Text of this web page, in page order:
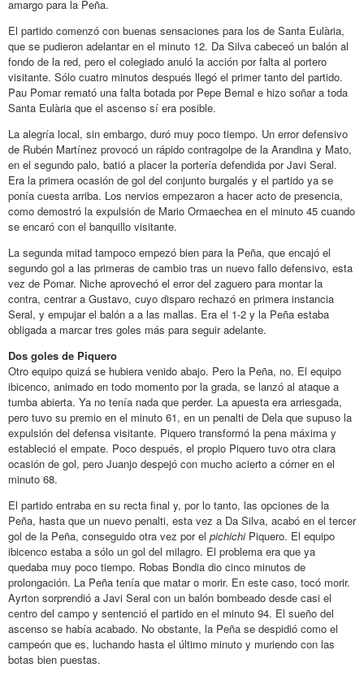
amargo para la Peña.
El partido comenzó con buenas sensaciones para los de Santa Eulària,
que se pudieron adelantar en el minuto 12. Da Silva cabeceó un balón al
fondo de la red, pero el colegiado anuló la acción por falta al portero
visitante. Sólo cuatro minutos después llegó el primer tanto del partido.
Pau Pomar remató una falta botada por Pepe Bernal e hizo soñar a toda
Santa Eulària que el ascenso sí era posible.
La alegría local, sin embargo, duró muy poco tiempo. Un error defensivo
de Rubén Martínez provocó un rápido contragolpe de la Arandina y Mato,
en el segundo palo, batió a placer la portería defendida por Javi Seral.
Era la primera ocasión de gol del conjunto burgalés y el partido ya se
ponía cuesta arriba. Los nervios empezaron a hacer acto de presencia,
como demostró la expulsión de Mario Ormaechea en el minuto 45 cuando
se encaró con el banquillo visitante.
La segunda mitad tampoco empezó bien para la Peña, que encajó el
segundo gol a las primeras de cambio tras un nuevo fallo defensivo, esta
vez de Pomar. Niche aprovechó el error del zaguero para montar la
contra, centrar a Gustavo, cuyo disparo rechazó en primera instancia
Seral, y empujar el balón a a las mallas. Era el 1-2 y la Peña estaba
obligada a marcar tres goles más para seguir adelante.
Dos goles de Piquero
Otro equipo quizá se hubiera venido abajo. Pero la Peña, no. El equipo
ibicenco, animado en todo momento por la grada, se lanzó al ataque a
tumba abierta. Ya no tenía nada que perder. La apuesta era arriesgada,
pero tuvo su premio en el minuto 61, en un penalti de Dela que supuso la
expulsión del defensa visitante. Piquero transformó la pena máxima y
estableció el empate. Poco después, el propio Piquero tuvo otra clara
ocasión de gol, pero Juanjo despejó con mucho acierto a córner en el
minuto 68.
El partido entraba en su recta final y, por lo tanto, las opciones de la
Peña, hasta que un nuevo penalti, esta vez a Da Silva, acabó en el tercer
gol de la Peña, conseguido otra vez por el pichichiPiquero. El equipo
ibicenco estaba a sólo un gol del milagro. El problema era que ya
quedaba muy poco tiempo. Robas Bondia dio cinco minutos de
prolongación. La Peña tenía que matar o morir. En este caso, tocó morir.
Ayrton sorprendió a Javi Seral con un balón bombeado desde casi el
centro del campo y sentenció el partido en el minuto 94. El sueño del
ascenso se había acabado. No obstante, la Peña se despidió como el
campeón que es, luchando hasta el último minuto y muriendo con las
botas bien puestas.